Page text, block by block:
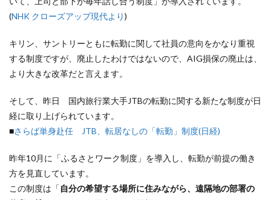
(NHK クローズアップ現代より)
キリン、サントリーともに転勤に関して社員の意向をかなり重視
する制度ですが、廃止したわけではないので、AIG損保の廃止は、
より大きな改革だと言えます。
そして、昨日 国内旅行業大手JTBの転勤に関する新たな制度が日
経に取り上げられています。
■さらば単身赴任 JTB、転居なしの「転勤」制度(日経)
昨年10月に「ふるさとワーク制度」を導入し、転勤が前提の働き
方を見直しています。
この制度は「自分の希望する場所に住みながら、遠隔地の部署の